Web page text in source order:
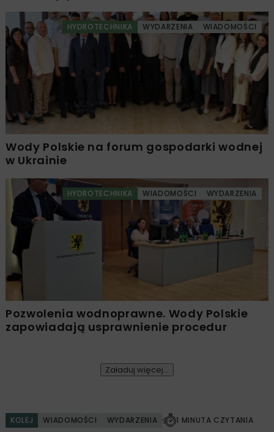
HYDROTECHNIKA WYDARZENIA WIADOMOŚCI
Wody Polskie na forum gospodarki wodnej
w Ukrainie
HYDROTECHNIKA WIADOMOŚCI WYDARZENIA
Pozwolenia wodnoprawne. Wody Polskie
zapowiadają usprawnienie procedur
Załaduj więcej...
KOLEJ WIADOMOŚCI WYDARZENIA 1 MINUTA CZYTANIA